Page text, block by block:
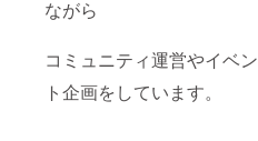
ながら
コミュニティ運営やイベン
ト企画をしています。